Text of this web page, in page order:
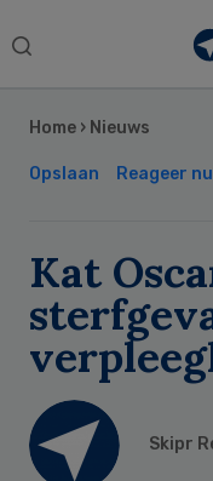
Search
Home › Nieuws
Opslaan Reageer nu
Kat
Skipr
Sidebar